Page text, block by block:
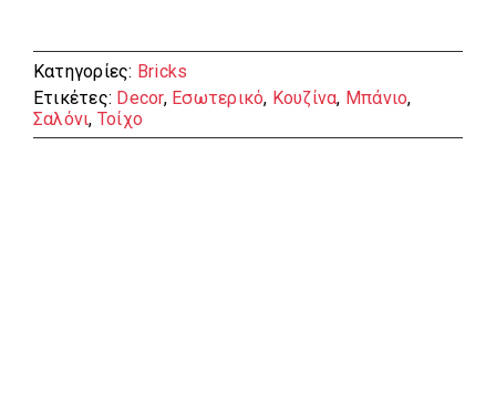
Κατηγορίες: Bricks
Ετικέτες: Decor, Εσωτερικό, Κουζίνα, Μπάνιο,
Σαλόνι, Τοίχο